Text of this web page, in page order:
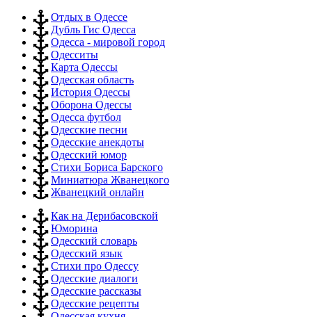
Отдых в Одессе
Дубль Гис Одесса
Одесса - мировой город
Одесситы
Карта Одессы
Одесская область
История Одессы
Оборона Одессы
Одесса футбол
Одесские песни
Одесские анекдоты
Одесский юмор
Стихи Бориса Барского
Миниатюра Жванецкого
Жванецкий онлайн
Как на Дерибасовской
Юморина
Одесский словарь
Одесский язык
Стихи про Одессу
Одесские диалоги
Одесские рассказы
Одесские рецепты